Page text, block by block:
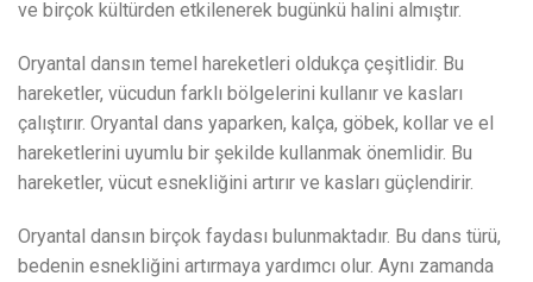
ve birçok kültürden etkilenerek bugünkü halini almıştır.
Oryantal dansın temel hareketleri oldukça çeşitlidir. Bu
hareketler, vücudun farklı bölgelerini kullanır ve kasları
çalıştırır. Oryantal dans yaparken, kalça, göbek, kollar ve el
hareketlerini uyumlu bir şekilde kullanmak önemlidir. Bu
hareketler, vücut esnekliğini artırır ve kasları güçlendirir.
Oryantal dansın birçok faydası bulunmaktadır. Bu dans türü,
bedenin esnekliğini artırmaya yardımcı olur. Aynı zamanda